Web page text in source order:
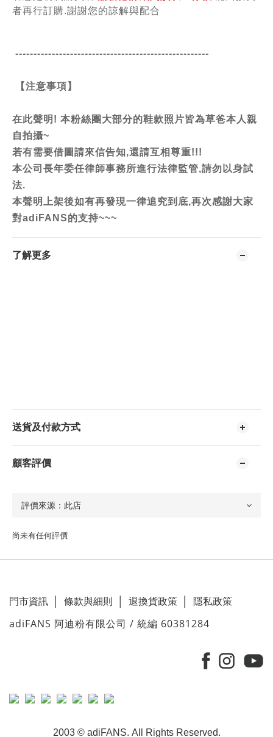
者再行訂購.謝謝您的諒解與配合
-----------------------------------------------------
【注意事項】
在此聲明! 本粉絲團大部分的鞋款照片皆為草爸本人親
自拍攝~
若有需要借圖請來信告知,還請互相尊重!!!
本公司長年委任律師事務所進行法律監管,請勿以身試
法.
本聲明上架後如有再發現一律追究到底,再次感謝大家
對adiFANS的支持~~~
了解更多
送貨及付款方式
顧客評價
尚未有任何評價
門市資訊 條款與細則 退換貨政策 隱私政策
adiFANS 阿迪粉有限公司 / 統編 60381284
2003 © adiFANS. All Rights Reserved.